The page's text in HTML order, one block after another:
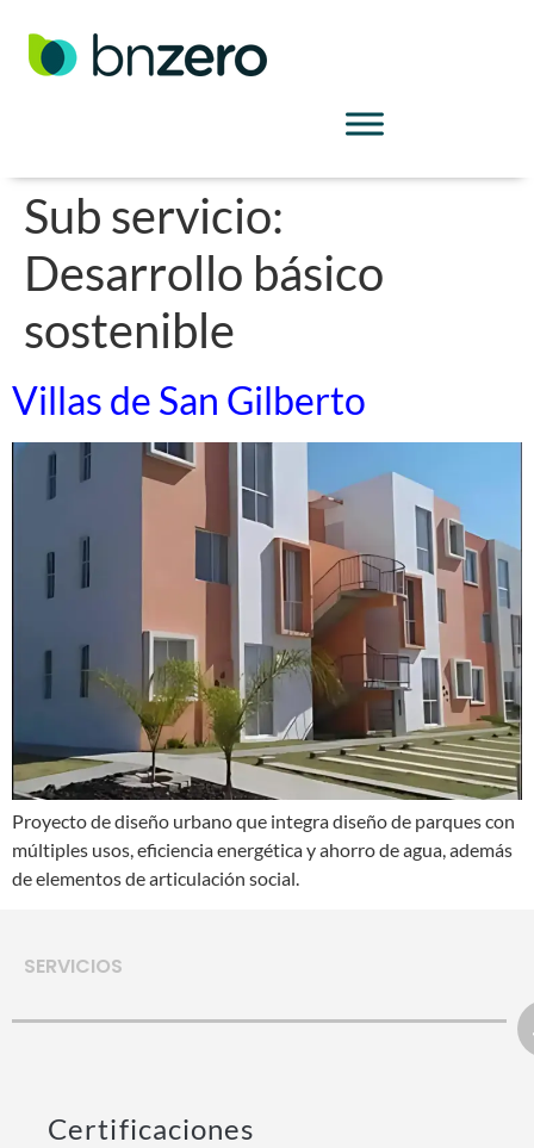
Sub servicio:
Desarrollo básico
sostenible
Villas de San Gilberto
Proyecto de diseño urbano que integra diseño de parques con
múltiples usos, eficiencia energética y ahorro de agua, además
de elementos de articulación social.
SERVICIOS
Certificaciones